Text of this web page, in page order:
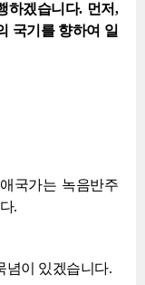
하겠습니다. 먼저,
국기를 향하여 일
국가는 녹음반주
.
념이 있겠습니다.